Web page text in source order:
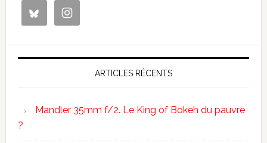
ARTICLES RÉCENTS
Mandler 35mm f/2. Le King of Bokeh du pauvre
?